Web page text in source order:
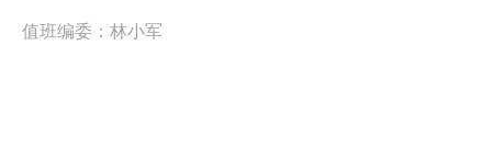
值班编委： 林小军